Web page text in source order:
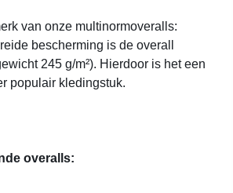
van onze multinormoveralls:
bescherming is de overall
245 g/m²). Hierdoor is het een
populair kledingstuk.
overalls: